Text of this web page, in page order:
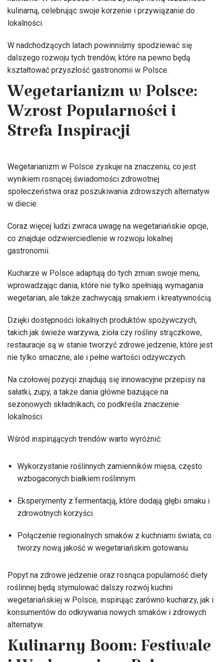
kulinarną, celebrując swoje korzenie i przywiązanie do
lokalności.
W nadchodzących latach powinniśmy spodziewać się
dalszego rozwoju tych trendów, które na pewno będą
kształtować przyszłość gastronomii w Polsce.
Wegetarianizm w Polsce:
Wzrost Popularności i
Strefa Inspiracji
Wegetarianizm w Polsce zyskuje na znaczeniu, co jest
wynikiem rosnącej świadomości zdrowotnej
społeczeństwa oraz poszukiwania zdrowszych alternatyw
w diecie.
Coraz więcej ludzi zwraca uwagę na wegetariańskie opcje,
co znajduje odzwierciedlenie w rozwoju lokalnej
gastronomii.
Kucharze w Polsce adaptują do tych zmian swoje menu,
wprowadzając dania, które nie tylko spełniają wymagania
wegetarian, ale także zachwycają smakiem i kreatywnością.
Dzięki dostępności lokalnych produktów spożywczych,
takich jak świeże warzywa, zioła czy rośliny strączkowe,
restauracje są w stanie tworzyć zdrowe jedzenie, które jest
nie tylko smaczne, ale i pełne wartości odżywczych.
Na czołowej pozycji znajdują się innowacyjne przepisy na
sałatki, zupy, a także dania główne bazujące na
sezonowych składnikach, co podkreśla znaczenie
lokalności.
Wśród inspirujących trendów warto wyróżnić:
Wykorzystanie roślinnych zamienników mięsa, często
wzbogaconych białkiem roślinnym.
Eksperymenty z fermentacją, które dodają głębi smaku i
zdrowotnych korzyści.
Połączenie regionalnych smaków z kuchniami świata, co
tworzy nową jakość w wegetariańskim gotowaniu.
Popyt na zdrowe jedzenie oraz rosnąca popularność diety
roślinnej będą stymulować dalszy rozwój kuchni
wegetariańskiej w Polsce, inspirując zarówno kucharzy, jak i
konsumentów do odkrywania nowych smaków i zdrowych
alternatyw.
Kulinarny Boom: Festiwale